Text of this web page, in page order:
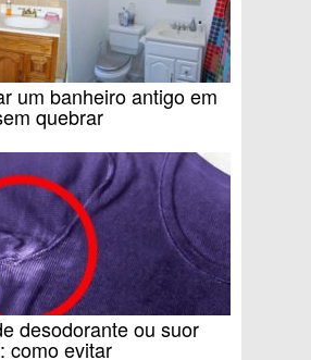
um banheiro antigo em
quebrar
desodorante ou suor
como evitar